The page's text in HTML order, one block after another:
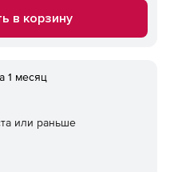
в корзину
1 месяц
или раньше